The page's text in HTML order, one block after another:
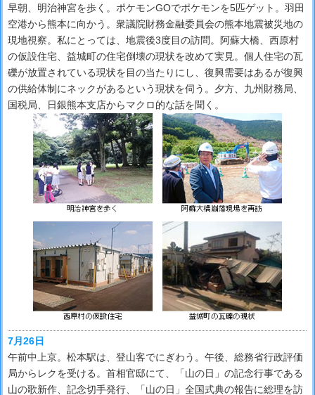
早朝、明治神宮を歩く。ポケモンGOでポケモンを5匹ゲット。羽田
空港から熊本に向かう。衆議院財務金融委員会の熊本地震被災地の
現地視察。私にとっては、地震後3度目の訪問。阿蘇大橋、西原村
の仮設住宅、益城町の住宅倒壊の現状を改めて実見。個人住宅の瓦
礫が放置されている現状を目の当たりにし、復興需要はあるが復興
の供給体制にネックがあるという現状を伺う。夕方、九州財務局、
国税局、日銀熊本支店からマクロ的な話を聞く。
7月26日
午前中上京。松本駅は、登山客でにぎわう。午後、総務省行政評価
局からレクを受ける。首相官邸にて、「山の日」の記念行事である
山の歌新作、記念切手発行、「山の日」全国式典の報告に総理を訪